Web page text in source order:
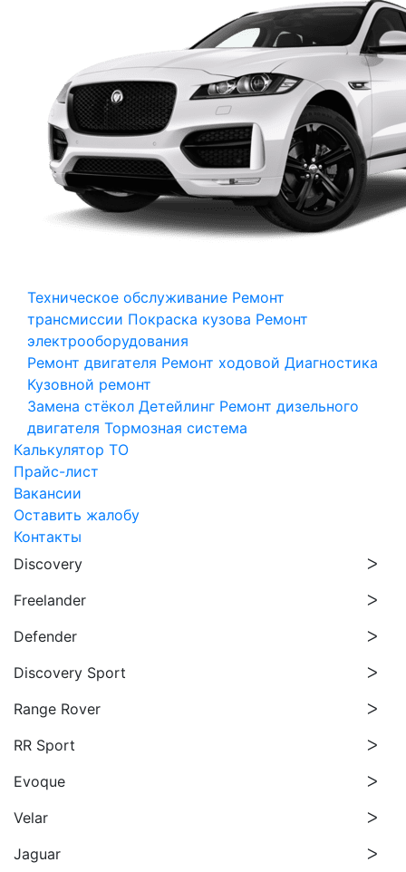
Техническое обслуживание Ремонт
трансмиссии Покраска кузова Ремонт
электрооборудования
Ремонт двигателя Ремонт ходовой Диагностика
Кузовной ремонт
Замена стёкол Детейлинг Ремонт дизельного
двигателя Тормозная система
Калькулятор ТО
Прайс-лист
Вакансии
Оставить жалобу
Контакты
Discovery
Freelander
Defender
Discovery Sport
Range Rover
RR Sport
Evoque
Velar
Jaguar